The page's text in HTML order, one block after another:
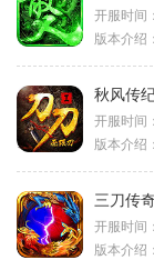
开服时间：
版本介绍：
秋风传
开服时间：
版本介绍：
三刀传
开服时间：
版本介绍：